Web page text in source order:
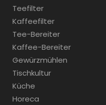
Teefilter
Kaffeefilter
Tee-Bereiter
Kaffee-Bereiter
Gewürzmühlen
Tischkultur
Küche
Horeca